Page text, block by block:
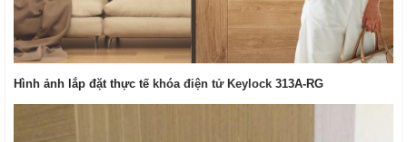
Hình ảnh lắp đặt thực tế khóa điện tử Keylock313A-RG